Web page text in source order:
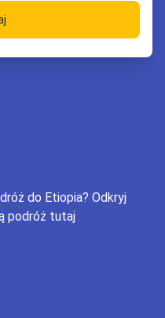
do Etiopia? Odkryj
podróż tutaj